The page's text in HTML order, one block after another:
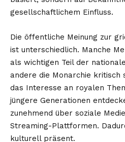
gesellschaftlichem Einfluss.
Die öffentliche Meinung zur
ist unterschiedlich. Manche
als wichtigen Teil der
andere die Monarchie kritisch
das Interesse an royalen
jüngere Generationen
zunehmend über soziale
Streaming-Plattformen.
kulturell präsent.